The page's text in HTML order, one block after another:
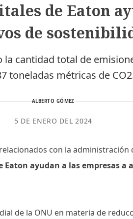
de Eaton
de
la cantidad total de
toneladas métricas de
ALBERTO GÓMEZ
5 DE ENERO DEL 2024
con la administración
Eaton ayudan a las empresas a
de la ONU en materia de